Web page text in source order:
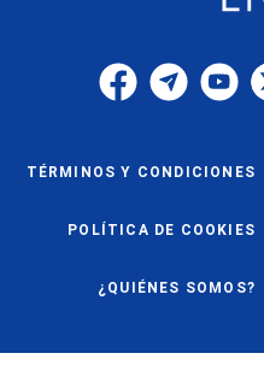
TÉRMINOS Y CONDICIONES
POLÍTICA DE COOKIES
¿QUIÉNES SOMOS?